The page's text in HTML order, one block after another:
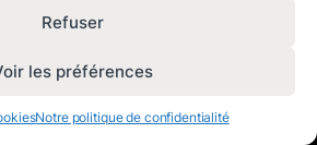
Refuser
les préférences
Notre politique de confidentialité